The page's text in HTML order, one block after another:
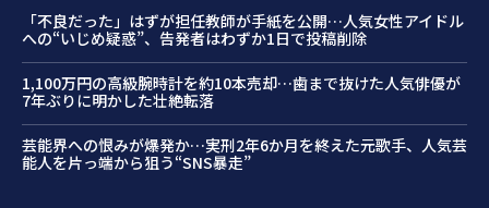
「不良だった」はずが担任教師が手紙を公開…人気女性アイドル
への“いじめ疑惑”、告発者はわずか1日で投稿削除
1,100万円の高級腕時計を約10本売却…歯まで抜けた人気俳優が
7年ぶりに明かした壮絶転落
芸能界への恨みが爆発か…実刑2年6か月を終えた元歌手、人気芸
能人を片っ端から狙う“SNS暴走”